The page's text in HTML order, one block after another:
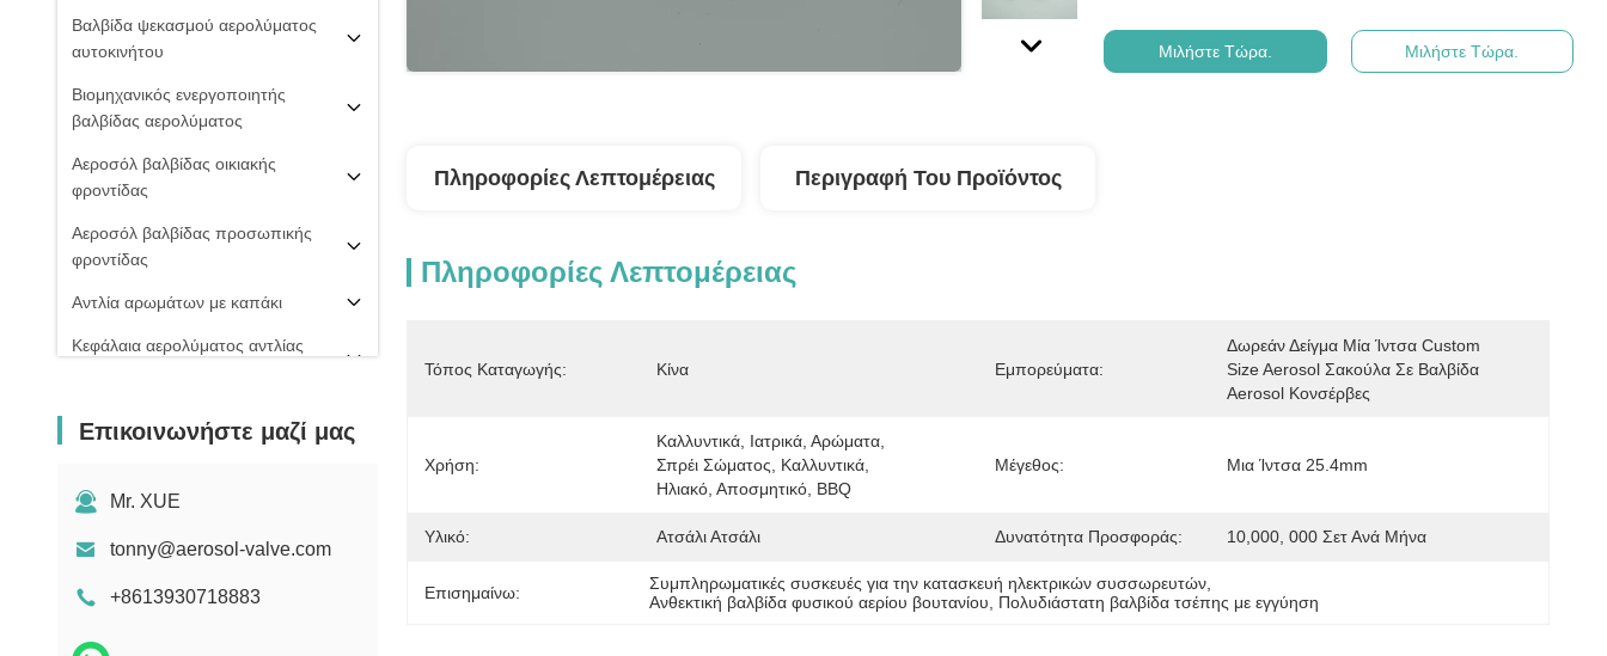
Βαλβίδα ψεκασμού αερολύματος
αυτοκινήτου
Βιομηχανικός ενεργοποιητής
βαλβίδας αερολύματος
Αεροσόλ βαλβίδας οικιακής
φροντίδας
Αεροσόλ βαλβίδας προσωπικής
φροντίδας
Αντλία αρωμάτων με καπάκι
Κεφάλαια αερολύματος αντλίας
Σπρέι πιπεριού
μηχανή πλήρωσης αερολύματος
Επικοινωνήστε μαζί μας
Mr. XUE
tonny@aerosol-valve.com
+8613930718883
Μιλήστε Τώρα. Μιλήστε Τώρα.
Πληροφορίες Λεπτομέρειας Περιγραφή Του Προϊόντος
Πληροφορίες Λεπτομέρειας
Τόπος Καταγωγής: Κίνα Εμπορεύματα:
Δωρεάν Δείγμα Μία Ίντσα Custom
Size Aerosol Σακούλα Σε Βαλβίδα
Aerosol Κονσέρβες
Χρήση:
Καλλυντικά, Ιατρικά, Αρώματα,
Σπρέι Σώματος, Καλλυντικά,
Ηλιακό, Αποσμητικό, BBQ
Μέγεθος: Μια Ίντσα 25.4mm
Υλικό: Ατσάλι Ατσάλι Δυνατότητα Προσφοράς: 10,000, 000 Σετ Ανά Μήνα
Επισημαίνω: Συμπληρωματικές συσκευές για την κατασκευή ηλεκτρικών συσσωρευτών
Ανθεκτική βαλβίδα φυσικού αερίου βουτανίου
Πολυδιάστατη βαλβίδα τσέπης με εγγύηση